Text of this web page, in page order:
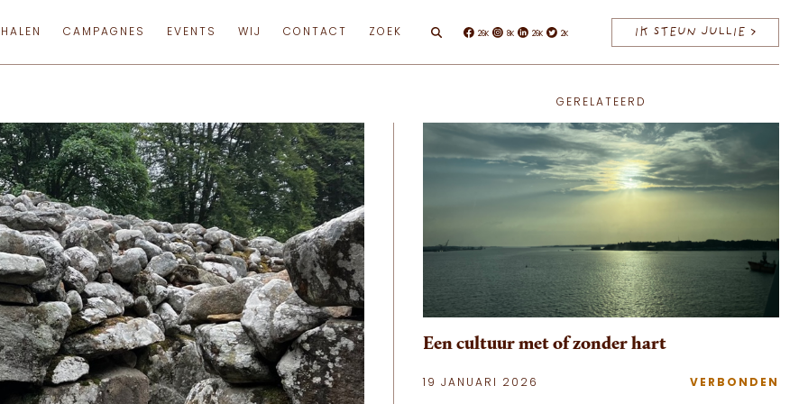
CAMPAGNES EVENTS WIJ CONTACT ZOEK Facebook
26K Instagram
8K Linkedin
26K Twitter
2K IK STEUN JULLIE >
GERELATEERD
Een cultuur met of zonder hart
19 JANUARI 2026 VERBONDEN